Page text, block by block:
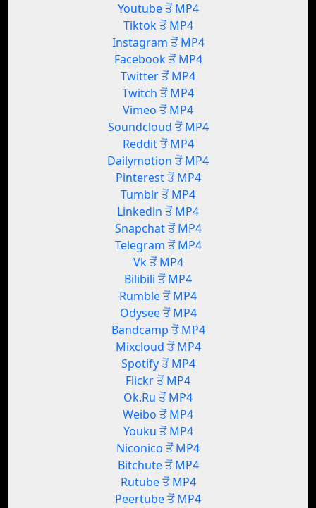
Youtube ਤੋਂ MP4
Tiktok ਤੋਂ MP4
Instagram ਤੋਂ MP4
Facebook ਤੋਂ MP4
Twitter ਤੋਂ MP4
Twitch ਤੋਂ MP4
Vimeo ਤੋਂ MP4
Soundcloud ਤੋਂ MP4
Reddit ਤੋਂ MP4
Dailymotion ਤੋਂ MP4
Pinterest ਤੋਂ MP4
Tumblr ਤੋਂ MP4
Linkedin ਤੋਂ MP4
Snapchat ਤੋਂ MP4
Telegram ਤੋਂ MP4
Vk ਤੋਂ MP4
Bilibili ਤੋਂ MP4
Rumble ਤੋਂ MP4
Odysee ਤੋਂ MP4
Bandcamp ਤੋਂ MP4
Mixcloud ਤੋਂ MP4
Spotify ਤੋਂ MP4
Flickr ਤੋਂ MP4
Ok.Ru ਤੋਂ MP4
Weibo ਤੋਂ MP4
Youku ਤੋਂ MP4
Niconico ਤੋਂ MP4
Bitchute ਤੋਂ MP4
Rutube ਤੋਂ MP4
Peertube ਤੋਂ MP4